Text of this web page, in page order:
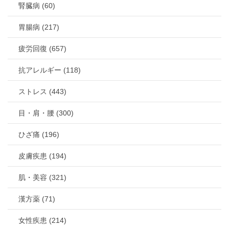
腎臓病 (60)
胃腸病 (217)
疲労回復 (657)
抗アレルギー (118)
ストレス (443)
目・肩・腰 (300)
ひざ痛 (196)
皮膚疾患 (194)
肌・美容 (321)
漢方薬 (71)
女性疾患 (214)